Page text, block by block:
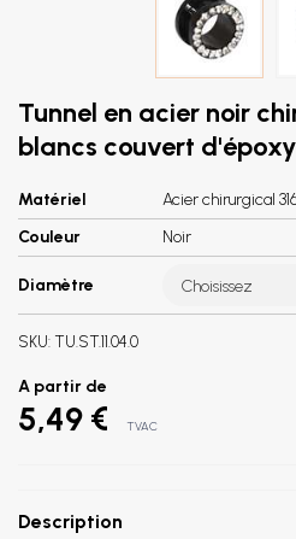
Tunnel en acier noir
blancs couvert d'époxy
Matériel
Acier chirurgical
Couleur
Noir
Diamètre Choisissez
SKU: TU.ST.11.04.0
A partir de
5,49 € TVAC
Description